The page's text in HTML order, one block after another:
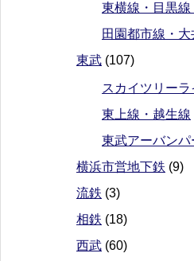
東横線・目黒線
田園都市線・大
東武 (107)
スカイツリーラ
東上線・越生線
東武アーバン
横浜市営地下鉄 (9)
流鉄 (3)
相鉄 (18)
西武 (60)